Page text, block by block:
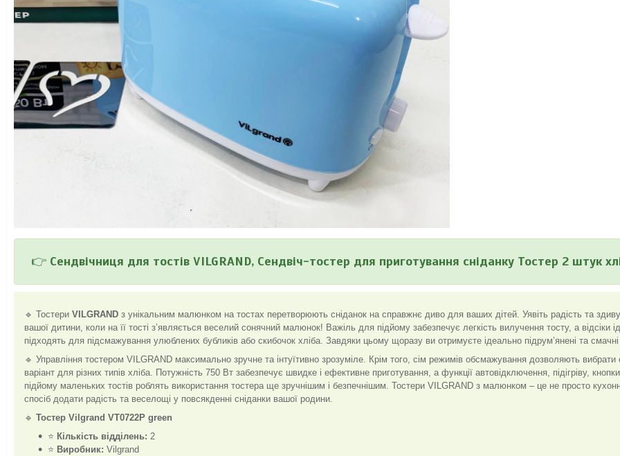
👉 Сендвічниця для тостів VILGRAND, Сендвіч-тостер для приготування сніданку Тостер 2 штук
🔹 Тостери VILGRAND з унікальним малюнком на тостах перетворюють сніданок на справжнє диво для ваших дітей. Уявіть радість та
вашої дитини, коли на її тості з’являється веселий сонячний малюнок! Важіль для підйому забезпечує легкість вилучення тосту, а відсіки
підходять для підсмажування улюблених бубликів або скибочок хліба. Завдяки цьому щоразу ви отримуєте ідеально підрум’янені та смачні
🔹 Управління тостером VILGRAND максимально зручне та інтуїтивно зрозуміле. Крім того, сім режимів обсмажування дозволяють
варіант для різних типів хліба. Потужність 750 Вт забезпечує швидке і ефективне приготування, а функції автовідключення, підігріву, кнопки
підйому маленьких тостів роблять використання тостера ще зручнішим і безпечнішим. Тостери VILGRAND з малюнком – це не просто
спосіб додати радість та веселощі у повсякденні сніданки вашої родини.
🔹 Тостер Vilgrand VT0722P green
⭐ Кількість відділень: 2
⭐ Виробник: Vilgrand